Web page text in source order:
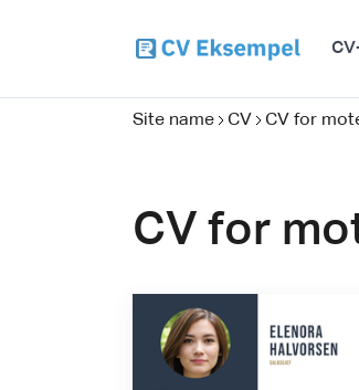
Site name CV CV for
CV for